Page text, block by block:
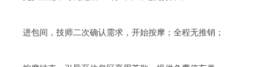
进包间，技师二次确认需求，开始按摩；全程无推销；